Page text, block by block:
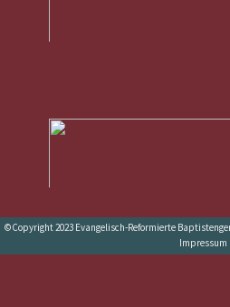
©Copyright 2023 Evangelisch-Reformierte
Impressum